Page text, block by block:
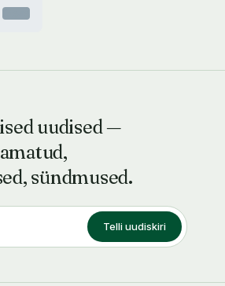
uudised —
sündmused.
Telli uudiskiri